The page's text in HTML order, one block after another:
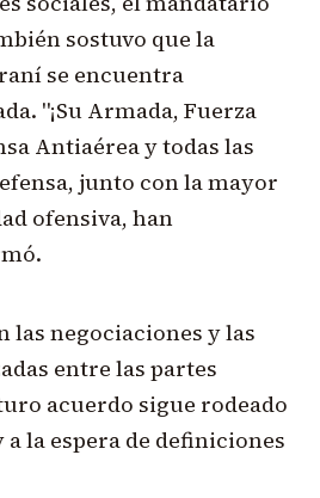
sostuvo que la
se encuentra
"¡Su Armada, Fuerza
Antiaérea y todas las
junto con la mayor
ofensiva, han
negociaciones y las
entre las partes
acuerdo sigue rodeado
la espera de definiciones